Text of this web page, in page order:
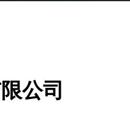
公司